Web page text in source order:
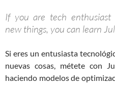
If you are tech enthusiast
new things, you can learn
Si eres un entusiasta
nuevas cosas, métete con
haciendo modelos de